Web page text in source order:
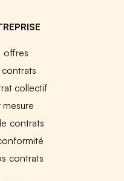
offres
collectif
mesure
contrats
contrats